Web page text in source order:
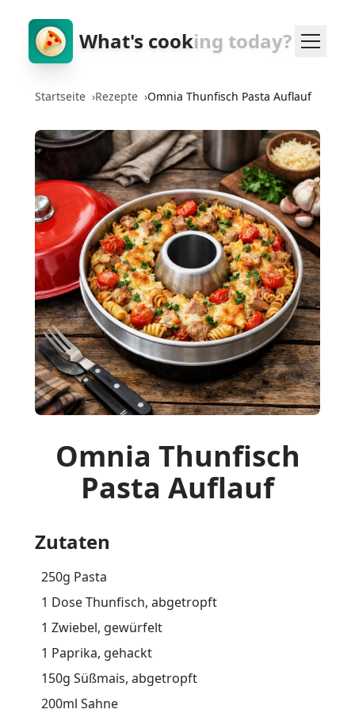
What's cooking today?
Startseite ›Rezepte ›Omnia Thunfisch Pasta Auflauf
Omnia Thunfisch
Pasta Auflauf
Zutaten
250g Pasta
1 Dose Thunfisch, abgetropft
1 Zwiebel, gewürfelt
1 Paprika, gehackt
150g Süßmais, abgetropft
200ml Sahne